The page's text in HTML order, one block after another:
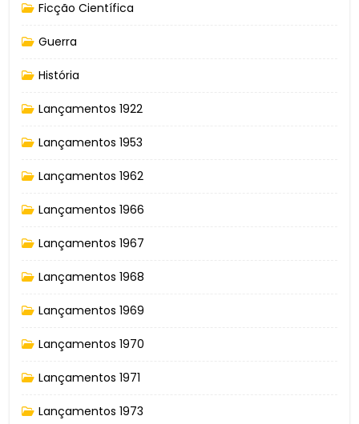
Ficção Científica
Guerra
História
Lançamentos 1922
Lançamentos 1953
Lançamentos 1962
Lançamentos 1966
Lançamentos 1967
Lançamentos 1968
Lançamentos 1969
Lançamentos 1970
Lançamentos 1971
Lançamentos 1973